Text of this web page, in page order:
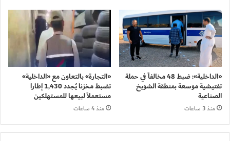
«الداخلية»: ضبط 48 مخالفاً في حملة
تفتيشية موسعة بمنطقة الشويخ
الصناعية
منذ 3 ساعات
«التجارة» بالتعاون مع «الداخلية»
تضبط مخزناً يُجدد 1,430 إطاراً
مستعملاً لبيعها للمستهلكين
منذ 4 ساعات